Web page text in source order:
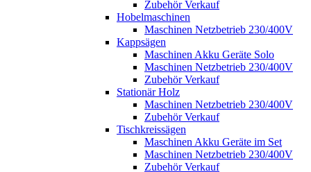
Zubehör Verkauf
Hobelmaschinen
Maschinen Netzbetrieb 230/400V
Kappsägen
Maschinen Akku Geräte Solo
Maschinen Netzbetrieb 230/400V
Zubehör Verkauf
Stationär Holz
Maschinen Netzbetrieb 230/400V
Zubehör Verkauf
Tischkreissägen
Maschinen Akku Geräte im Set
Maschinen Netzbetrieb 230/400V
Zubehör Verkauf